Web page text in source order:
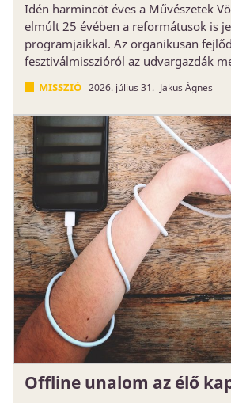
Idén harmincöt éves a Művészetek
elmúlt 25 évében a reformátusok is
programjaikkal. Az organikusan
fesztiválmisszióról az udvargazdák
MISSZIÓ 2026. július 31. Jakus Ágnes
Offline unalom az élő